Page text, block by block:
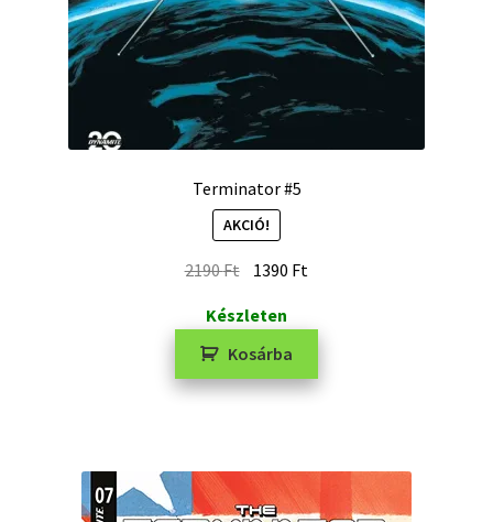
Terminator #5
AKCIÓ!
2190Ft 1390 Ft
Készleten
Kosárba